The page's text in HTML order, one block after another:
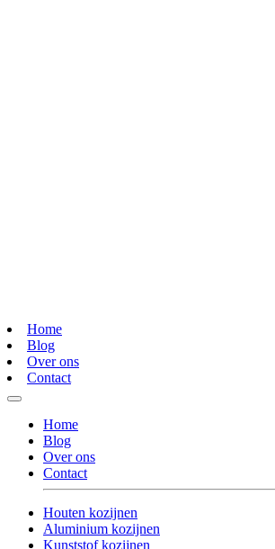
Home
Blog
Over ons
Contact
Home
Blog
Over ons
Contact
Houten kozijnen
Aluminium kozijnen
Kunststof kozijnen